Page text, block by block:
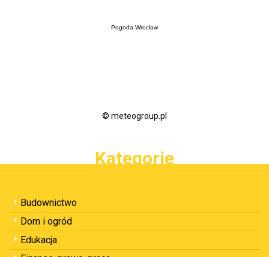
Pogoda Wrocław
© meteogroup.pl
Kategorie
Budownictwo
Dom i ogród
Edukacja